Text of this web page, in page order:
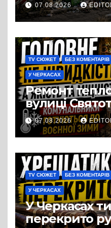
07.08.2026
TV СЮЖЕТ БЕЗ КОМЕНТАРІВ
У ЧЕРКАСАХ
Ремонт
вулиці
затягнувся
Вулицю досі
для руху
07.08.2026
TV СЮЖЕТ БЕЗ КОМЕНТАРІВ
У ЧЕРКАСАХ
У Черкасах
перекрито